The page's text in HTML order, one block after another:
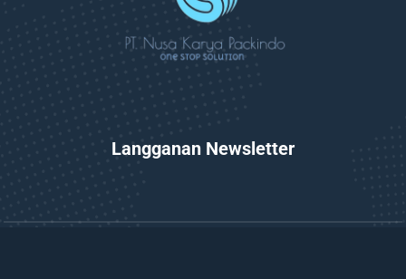
Langganan Newsletter